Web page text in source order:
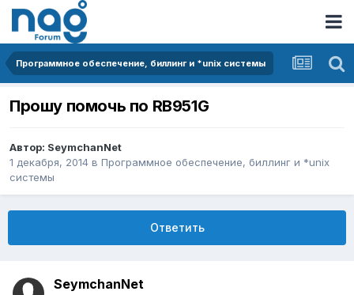
Программное обеспечение, биллинг и *unix системы
Прошу помочь по RB951G
Автор: SeymchanNet
1 декабря, 2014 в Программное обеспечение, биллинг и *unix
системы
Ответить
SeymchanNet